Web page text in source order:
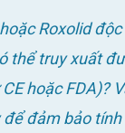
Roxolid độc
thể truy xuất
hoặc FDA)?
đảm bảo